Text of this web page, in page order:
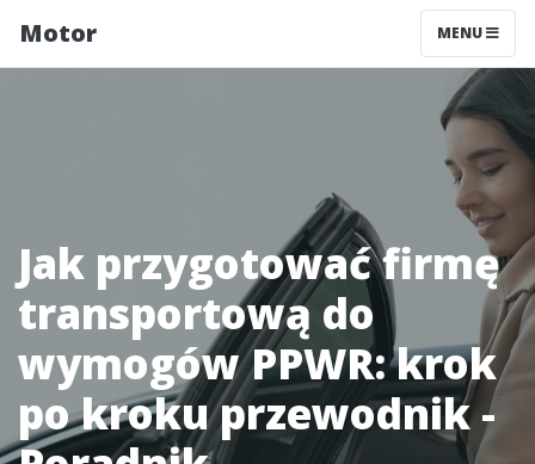
Motor MENU
Jak przygotować firmę
transportową do
wymogów PPWR: krok
po kroku przewodnik -